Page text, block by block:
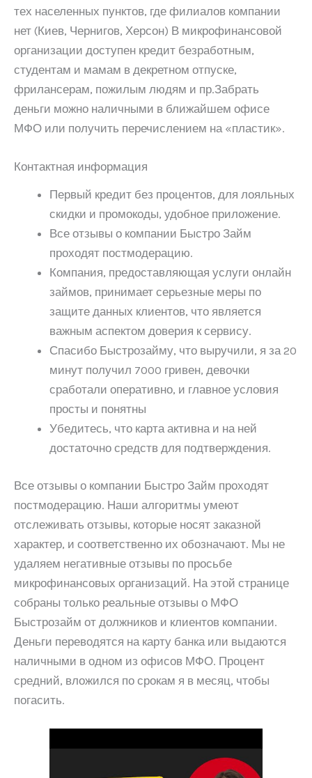
тех населенных пунктов, где филиалов компании
нет (Киев, Чернигов, Херсон) В микрофинансовой
организации доступен кредит безработным,
студентам и мамам в декретном отпуске,
фрилансерам, пожилым людям и пр.Забрать
деньги можно наличными в ближайшем офисе
МФО или получить перечислением на «пластик».
Контактная информация
Первый кредит без процентов, для лояльных
скидки и промокоды, удобное приложение.
Все отзывы о компании Быстро Займ
проходят постмодерацию.
Компания, предоставляющая услуги онлайн
займов, принимает серьезные меры по
защите данных клиентов, что является
важным аспектом доверия к сервису.
Спасибо Быстрозайму, что выручили, я за 20
минут получил 7000 гривен, девочки
сработали оперативно, и главное условия
просты и понятны
Убедитесь, что карта активна и на ней
достаточно средств для подтверждения.
Все отзывы о компании Быстро Займ проходят
постмодерацию. Наши алгоритмы умеют
отслеживать отзывы, которые носят заказной
характер, и соответственно их обозначают. Мы не
удаляем негативные отзывы по просьбе
микрофинансовых организаций. На этой странице
собраны только реальные отзывы о МФО
Быстрозайм от должников и клиентов компании.
Деньги переводятся на карту банка или выдаются
наличными в одном из офисов МФО. Процент
средний, вложился по срокам я в месяц, чтобы
погасить.